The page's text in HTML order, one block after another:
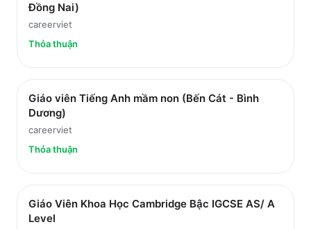
Đồng Nai)
careerviet
Thỏa thuận
Giáo viên Tiếng Anh mầm non (Bến Cát - Bình
Dương)
careerviet
Thỏa thuận
Giáo Viên Khoa Học Cambridge Bậc IGCSE AS/ A
Level